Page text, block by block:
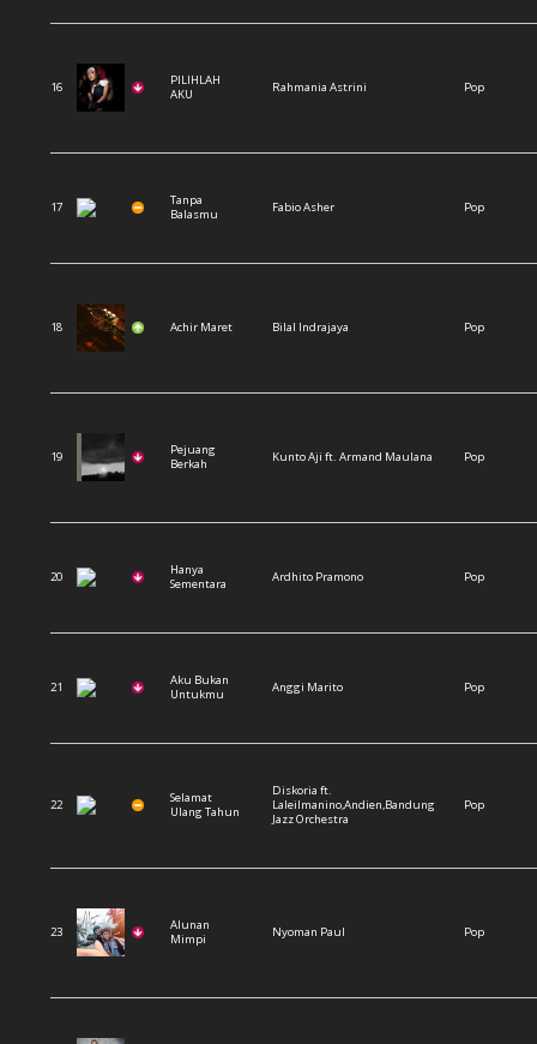
16
PILIHLAH
AKU
Rahmania Astrini Pop
17
Tanpa
Balasmu
Fabio Asher Pop
18 Achir Maret Bilal Indrajaya Pop
19
Pejuang
Berkah
Kunto Aji ft. Armand Maulana Pop
20
Hanya
Sementara
Ardhito Pramono Pop
21
Aku Bukan
Untukmu
Anggi Marito Pop
22
Selamat
Ulang Tahun
Diskoria ft.
Laleilmanino,Andien,Bandung
Jazz Orchestra
Pop
23
Alunan
Mimpi
Nyoman Paul Pop